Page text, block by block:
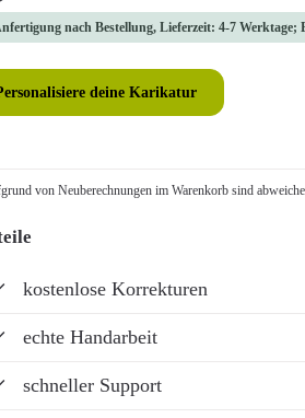
nach Bestellung, Lieferzeit: 4-7 Werktage;
deine Karikatur
von Neuberechnungen im Warenkorb sind
kostenlose Korrekturen
echte Handarbeit
schneller Support